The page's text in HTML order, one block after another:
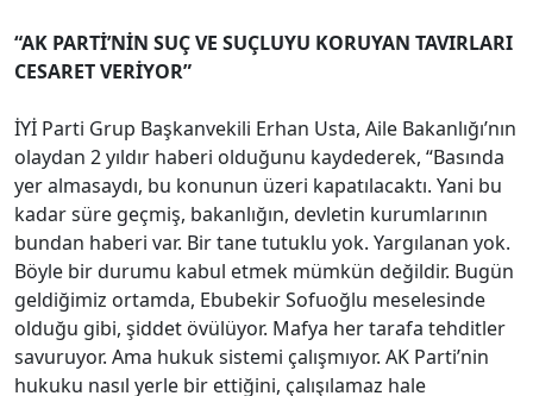
“AK PARTİ’NİN SUÇ VE SUÇLUYU KORUYAN TAVIRLARI
CESARET VERİYOR”
İYİ Parti Grup Başkanvekili Erhan Usta, Aile Bakanlığı’nın
olaydan 2 yıldır haberi olduğunu kaydederek, “Basında
yer almasaydı, bu konunun üzeri kapatılacaktı. Yani bu
kadar süre geçmiş, bakanlığın, devletin kurumlarının
bundan haberi var. Bir tane tutuklu yok. Yargılanan yok.
Böyle bir durumu kabul etmek mümkün değildir. Bugün
geldiğimiz ortamda, Ebubekir Sofuoğlu meselesinde
olduğu gibi, şiddet övülüyor. Mafya her tarafa tehditler
savuruyor. Ama hukuk sistemi çalışmıyor. AK Parti’nin
hukuku nasıl yerle bir ettiğini, çalışılamaz hale